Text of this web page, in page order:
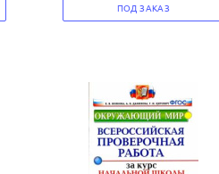
ПОД ЗАКАЗ